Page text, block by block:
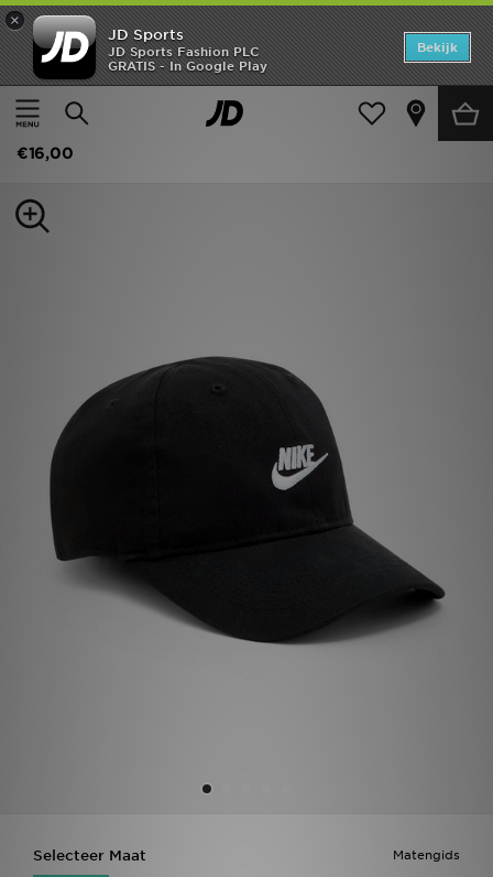
×
JD Sports
JD Sports Fashion PLC
GRATIS - In Google Play
Bekijk
Thuis
Kids Kinderaccessoires Accessoires
Nike Futura Cap Junior
€16,00
Matengids
Selecteer Maat
Home
Offers
Dames
Sports
Vind een winkel
Bestelling traceren